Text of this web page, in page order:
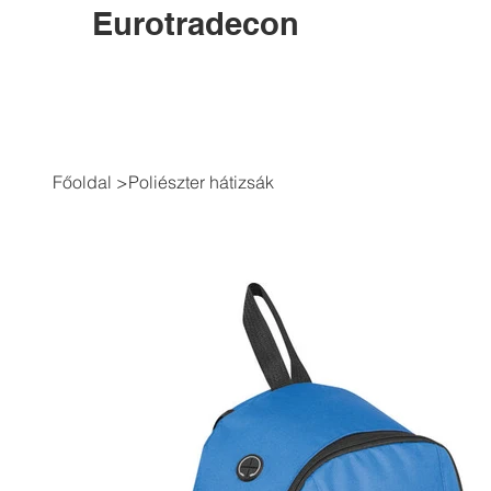
Eurotradecon
Főoldal >Poliészter hátizsák